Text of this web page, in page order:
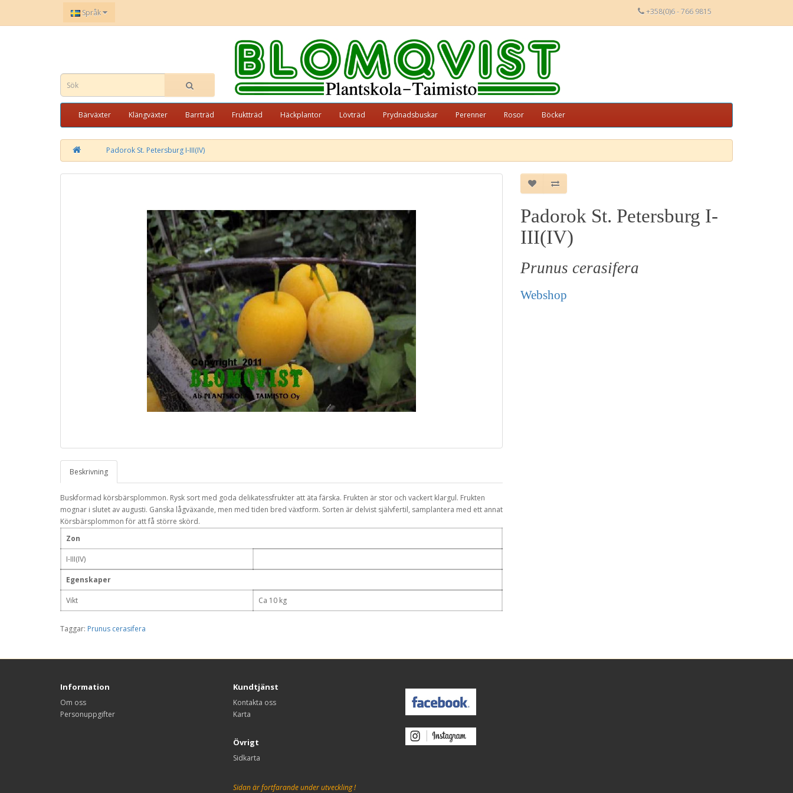
Språk +358(0)6 - 766 9815
Bärväxter Klängväxter Barrträd Fruktträd Häckplantor Lövträd Prydnadsbuskar Perenner Rosor Böcker
Padorok St. Petersburg I-III(IV)
Beskrivning
Buskformad körsbärsplommon. Rysk sort med goda delikatessfrukter att äta färska. Frukten är stor och vackert klargul. Frukten
mognar i slutet av augusti. Ganska lågväxande, men med tiden bred växtform. Sorten är delvist självfertil, samplantera med ett annat
Körsbärsplommon för att få större skörd.
Zon
I-III(IV)
Egenskaper
Vikt Ca 10 kg
Padorok St. Petersburg I-
III(IV)
Prunus cerasifera
Webshop
Taggar: Prunus cerasifera
Information
Om oss
Personuppgifter
Kundtjänst
Kontakta oss
Karta
Övrigt
Sidkarta
Sidan är fortfarande under utveckling !